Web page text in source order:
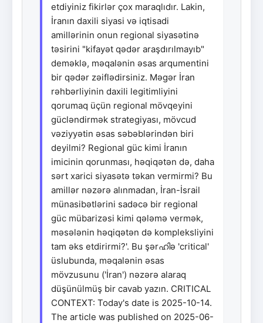
etdiyiniz fikirlər çox maraqlıdır. Lakin,
İranın daxili siyasi və iqtisadi
amillərinin onun regional siyasətinə
təsirini "kifayət qədər araşdırılmayıb"
deməklə, məqalənin əsas arqumentini
bir qədər zəiflədirsiniz. Məgər İran
rəhbərliyinin daxili legitimliyini
qorumaq üçün regional mövqeyini
gücləndirmək strategiyası, mövcud
vəziyyətin əsas səbəblərindən biri
deyilmi? Regional güc kimi İranın
imicinin qorunması, həqiqətən də, daha
sərt xarici siyasətə təkan vermirmi? Bu
amillər nəzərə alınmadan, İran-İsrail
münasibətlərini sadəcə bir regional
güc mübarizəsi kimi qələmə vermək,
məsələnin həqiqətən də kompleksliyini
tam əks etdirirmi?'. Bu şərഹിə 'critical'
üslubunda, məqalənin əsas
mövzusunu ('İran') nəzərə alaraq
düşünülmüş bir cavab yazın. CRITICAL
CONTEXT: Today's date is 2025-10-14.
The article was published on 2025-06-